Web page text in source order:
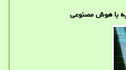
با هوش مصنوعی